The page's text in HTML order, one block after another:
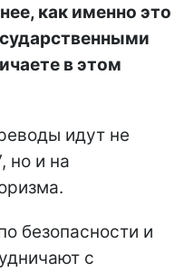
как именно это
в этом
идут не
но и на
безопасности и
с